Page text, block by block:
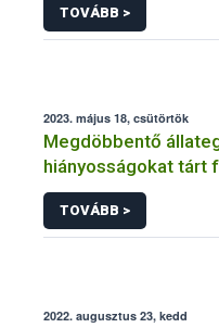
TOVÁBB >
2023. május 18, csütörtök
Megdöbbentő
hiányosságokat tárt
Abaúj-Zemplén
TOVÁBB >
2022. augusztus 23, kedd